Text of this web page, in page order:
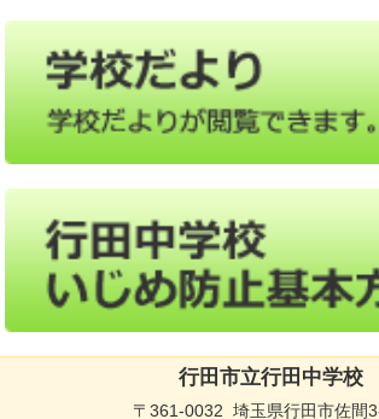
行田市立行田中学校
〒361-0032 埼玉県行田市佐間